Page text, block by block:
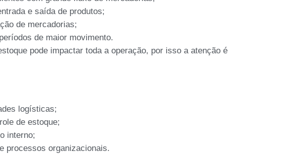
e saída de produtos;
de mercadorias;
de maior movimento.
pode impactar toda a operação, por isso a atenção é
logísticas;
de estoque;
interno;
processos organizacionais.